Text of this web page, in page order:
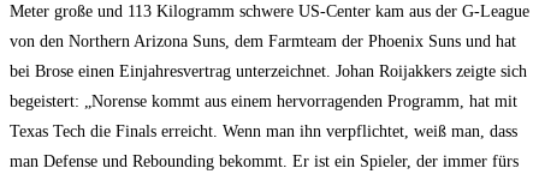
Meter gro­ße und 113 Kilo­gramm schwe­re US-Cen­ter kam aus der G‑League
von den Nor­t­hern Ari­zo­na Suns, dem Farm­team der Phoe­nix Suns und hat
bei Bro­se einen Ein­jah­res­ver­trag unter­zeich­net. Johan Roi­jak­kers zeig­te sich
begeis­tert: „Noren­se kommt aus einem her­vor­ra­gen­den Pro­gramm, hat mit
Texas Tech die Finals erreicht. Wenn man ihn ver­pflich­tet, weiß man, dass
man Defen­se und Reboun­ding bekommt. Er ist ein Spie­ler, der immer fürs